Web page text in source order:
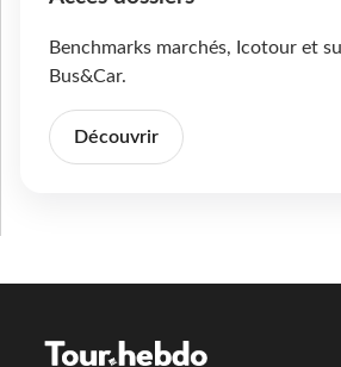
Benchmarks marchés, Icotour et
Bus&Car.
Découvrir